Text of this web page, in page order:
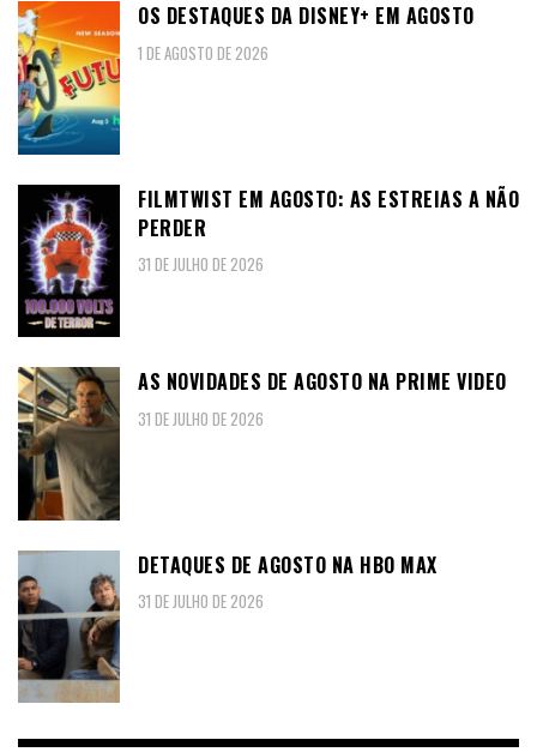
OS DESTAQUES DA DISNEY+ EM AGOSTO
1 DE AGOSTO DE 2026
FILMTWIST EM AGOSTO: AS ESTREIAS A NÃO
PERDER
31 DE JULHO DE 2026
AS NOVIDADES DE AGOSTO NA PRIME VIDEO
31 DE JULHO DE 2026
DETAQUES DE AGOSTO NA HBO MAX
31 DE JULHO DE 2026